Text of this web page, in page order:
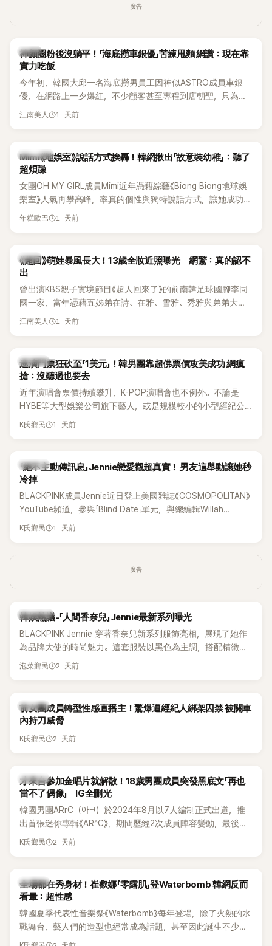
廣告
生活
神顏圈粉後沒躺平！「海底撈車銀優」苦練甩麵 網讚：現在靠
實力吃飯
今年初，韓國大邱一名海底撈男員工因神似ASTRO成員車銀
優，在網路上一夕爆紅，不少顧客甚至專程到店朝聖，只為一
睹他的真面目。如今事隔數月，他的最新近況再度引發熱議，
江南美人 1 天前
熱議討論
Mimi《地娛室》說話方式挨轟！韓網揪出「故意裝幼稚」：聽了
超煩躁
女團OH MY GIRL成員Mimi近年憑藉綜藝《Biong Biong地球娛
樂室》人氣再攀高峰，率真的個性與獨特說話方式，讓她成功塑
造鮮明形象。不過近日，韓國知名論壇卻出現一篇以「我真的超
年糕歐巴 1 天前
韓星
《超回》萌娃暴風長大！13歲全妝近照曝光 網驚：真的認不
出
曾出演KBS親子實境節目《超人回來了》的前南韓足球國腳李同
國一家，當年憑藉五姊弟在詩、在雅、雪雅、秀雅與弟弟大發
（雪秀大）的可愛互動圈粉無數。隨著孩子們陸續長大，近況
嘆。
江南美人 1 天前
K-POP
巡演門票狂砍至「1美元」！韓男團靠超佛票價攻美成功 網瘋
搶：沒聽過也要去
近年演唱會票價持續攀升，K-POP演唱會也不例外。不論是
HYBE等大型娛樂公司旗下藝人，或是規模較小的小型經紀公
司，偶爾都會引發粉絲對票價過高的抱怨，甚至直呼「太不合
K氏鄉民 1 天前
K-POP
「絕不主動傳訊息」Jennie戀愛觀超真實！ 男友這舉動讓她秒
冷掉
BLACKPINK成員Jennie近日登上美國雜誌《COSMOPOLITAN》
YouTube頻道，參與「Blind Date」單元，與總編輯Willah
Bennett大聊感情話題，從挑選約會對象、聯絡方式，到第一次
K氏鄉民 1 天前
廣告
熱議討論
韓娛熱議-「人間香奈兒」Jennie最新系列曝光
BLACKPINK Jennie 穿著香奈兒新系列服飾亮相，展現了她作
為品牌大使的時尚魅力。這套服裝以黑色為主調，搭配精緻的
細節，完美襯托出 Jennie 的優雅氣質。
泡菜鄉民 2 天前
K-POP
前女團成員轉型性感直播主！驚爆遭經紀人綁架囚禁 被關車
內持刀威脅
K氏鄉民 2 天前
K-POP
才來台參加金唱片就解散！18歲男團成員突發黑底文「再也
當不了偶像」 IG全刪光
韓國男團ARrC（아크）於2024年8月以7人編制正式出道，推
出首張迷你專輯《AR^C》，期間歷經2次成員陣容變動，最後一
張作品則是2025年11月推出的〈Skiid〉。沒想到出道不到2年，
當錯愕。
K氏鄉民 2 天前
K-POP
全場都在秀身材！崔叡娜「零露肌」登Waterbomb 韓網反而
看暈：超性感
韓國夏季代表性音樂祭《Waterbomb》每年登場，除了火熱的水
戰舞台，藝人們的造型也經常成為話題，甚至因此誕生不少
「Waterbomb女神」、「Waterbomb男神」。過去包括泫雅、宣